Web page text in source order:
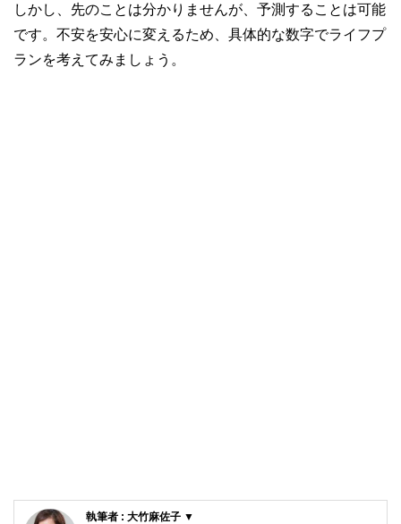
しかし、先のことは分かりませんが、予測することは可能
です。不安を安心に変えるため、具体的な数字でライフプ
ランを考えてみましょう。
執筆者 : 大竹麻佐子 ▼